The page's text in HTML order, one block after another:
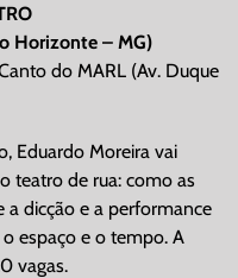
Horizonte – MG)
do MARL (Av. Duque
Eduardo Moreira vai
teatro de rua: como as
a dicção e a performance
espaço e o tempo. A
vagas.